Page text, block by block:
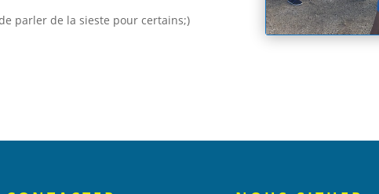
de parler de la sieste pour certains;)